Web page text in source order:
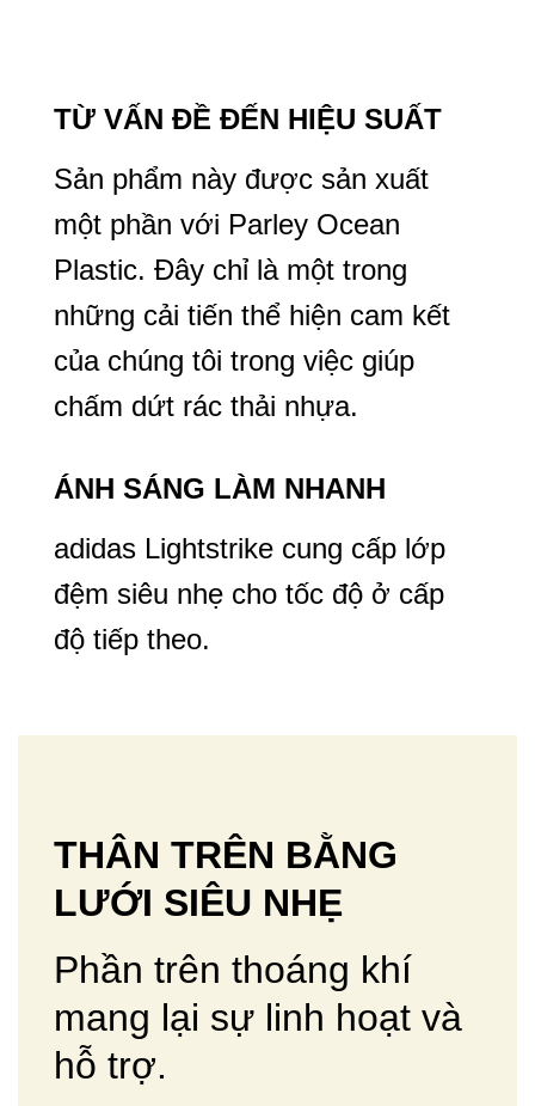
TỪ VẤN ĐỀ ĐẾN HIỆU SUẤT
Sản phẩm này được sản xuất
một phần với Parley Ocean
Plastic. Đây chỉ là một trong
những cải tiến thể hiện cam kết
của chúng tôi trong việc giúp
chấm dứt rác thải nhựa.
ÁNH SÁNG LÀM NHANH
adidas Lightstrike cung cấp lớp
đệm siêu nhẹ cho tốc độ ở cấp
độ tiếp theo.
THÂN TRÊN BẰNG
LƯỚI SIÊU NHẸ
Phần trên thoáng khí
mang lại sự linh hoạt và
hỗ trợ.